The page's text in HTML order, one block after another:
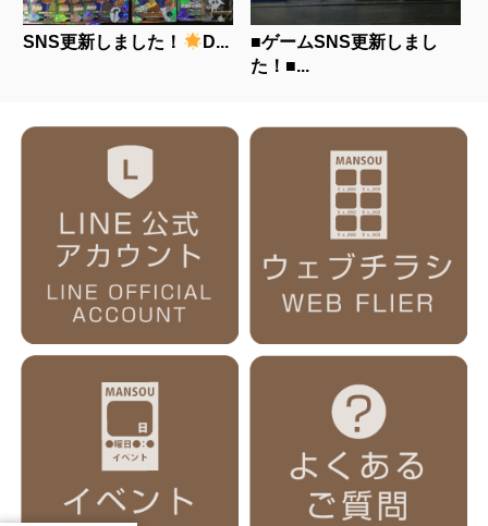
SNS更新しました！ D...
■ゲームSNS更新しまし
た！■...